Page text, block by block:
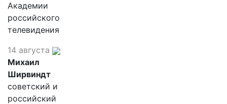
Академии
российского
телевидения
14 августа
Михаил
Ширвиндт
советский и
российский